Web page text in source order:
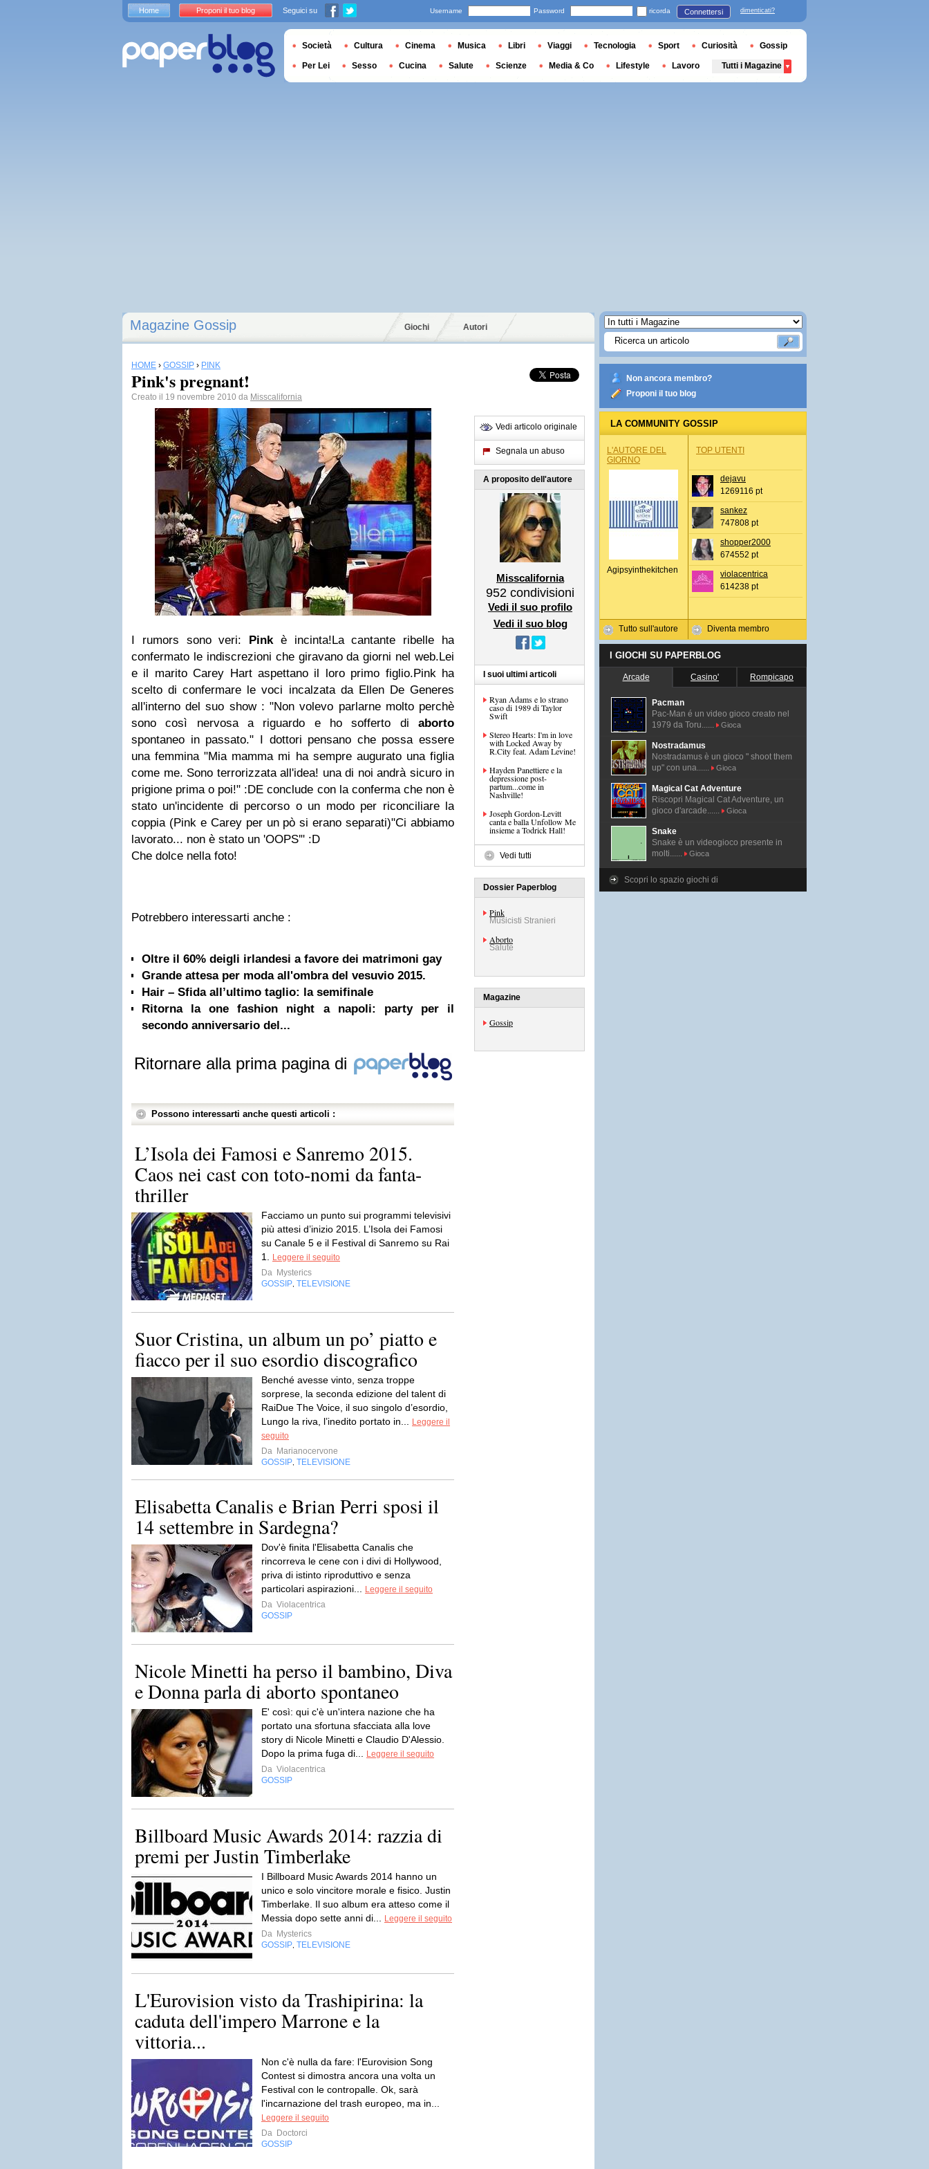
Magazine Gossip Giochi Autori
HOME › GOSSIP › PINK
Pink's pregnant!
Creato il 19 novembre 2010 da Misscalifornia
I rumors sono veri: Pinkè incinta!La cantante ribelle ha
confermato le indiscrezioni che giravano da giorni nel web.Lei
e il maritoCarey Hartaspettano il loro primo figlio.Pink ha
scelto di confermare le voci incalzata daEllen De Generes
all'interno del suo show :"Non volevo parlarne molto perchè
sono così nervosa a riguardo e ho sofferto di aborto
spontaneo in passato." I dottori pensano che possa essere
una femmina"Mia mamma mi ha sempre augurato una figlia
come me. Sono terrorizzata all'idea! una di noi andrà sicuro in
prigione prima o poi!" :DE conclude con la conferma che non è
stato un'incidente di percorso o un modo per riconciliare la
coppia (Pink e Carey per un pò si erano separati)"Ci abbiamo
lavorato... non è stato un 'OOPS'" :D
Che dolce nella foto!
Potrebbero interessarti anche :
Oltre il 60% deigli irlandesi a favore dei matrimoni gay
Grande attesa per moda all'ombra del vesuvio 2015.
Hair – Sfida all’ultimo taglio: la semifinale
Ritorna la one fashion night a napoli: party per il
secondo anniversario del...
Ritornare alla prima pagina di
Possono interessarti anche questi articoli :
L’Isola dei Famosi e Sanremo 2015.
Caos nei cast con toto-nomi da fanta-
thriller
Facciamo un punto sui programmi televisivi
più attesi d’inizio 2015. L’Isola dei Famosi
su Canale 5 e il Festival di Sanremo su Rai
1.
Leggere il seguito
Da Mysterics
GOSSIP TELEVISIONE
Suor Cristina, un album un po’ piatto e
fiacco per il suo esordio discografico
Benché avesse vinto, senza troppe
sorprese, la seconda edizione del talent di
RaiDue The Voice, il suo singolo d’esordio,
Lungo la riva, l’inedito portato in...
Leggere il
seguito
Da Marianocervone
GOSSIP TELEVISIONE
Elisabetta Canalis e Brian Perri sposi il
14 settembre in Sardegna?
Dov'è finita l'Elisabetta Canalis che
rincorreva le cene con i divi di Hollywood,
priva di istinto riproduttivo e senza
particolari aspirazioni...
Leggere il seguito
Da Violacentrica
GOSSIP
Nicole Minetti ha perso il bambino, Diva
e Donna parla di aborto spontaneo
E' così: qui c'è un'intera nazione che ha
portato una sfortuna sfacciata alla love
story di Nicole Minetti e Claudio D'Alessio.
Dopo la prima fuga di...
Leggere il seguito
Da Violacentrica
GOSSIP
Billboard Music Awards 2014: razzia di
premi per Justin Timberlake
I Billboard Music Awards 2014 hanno un
unico e solo vincitore morale e fisico. Justin
Timberlake. Il suo album era atteso come il
Messia dopo sette anni di...
Leggere il seguito
Da Mysterics
GOSSIP TELEVISIONE
L'Eurovision visto da Trashipirina: la
caduta dell'impero Marrone e la
vittoria...
Non c'è nulla da fare: l'Eurovision Song
Contest si dimostra ancora una volta un
Festival con le contropalle. Ok, sarà
l'incarnazione del trash europeo, ma in...
Leggere il seguito
Da Doctorci
GOSSIP
Vedi articolo originale
Segnala un abuso
A proposito dell'autore
Misscalifornia
952 condivisioni
Vedi il suo profilo
Vedi il suo blog
I suoi ultimi articoli
Ryan Adams e lo strano
caso di 1989 di Taylor
Swift
Stereo Hearts: I'm in love
with Locked Away by
R.City feat. Adam Levine!
Hayden Panettiere e la
depressione post-
partum...come in
Nashville!
Joseph Gordon-Levitt
canta e balla Unfollow Me
insieme a Todrick Hall!
Vedi tutti
Dossier Paperblog
Pink
Musicisti Stranieri
Aborto
Salute
Magazine
Gossip
Non ancora membro?
Proponi il tuo blog
LA COMMUNITY GOSSIP
L'AUTORE DEL
GIORNO
Agipsyinthekitchen
Tutto sull'autore
TOP UTENTI
dejavu
1269116 pt
sankez
747808 pt
shopper2000
674552 pt
violacentrica
614238 pt
Diventa membro
I GIOCHI SU PAPERBLOG
Arcade Casino' Rompicapo
Pacman
Pac-Man é un video gioco creato nel
1979 da Toru......
Gioca
Nostradamus
Nostradamus è un gioco " shoot them
up" con una......
Gioca
Magical Cat Adventure
Riscopri Magical Cat Adventure, un
gioco d'arcade......
Gioca
Snake
Snake è un videogioco presente in
molti......
Gioca
Scopri lo spazio giochi di
Home Proponi il tuo blog Seguici su Username Password ricorda Connettersi dimenticati?
Società Cultura Cinema Musica Libri Viaggi Tecnologia Sport Curiosità Gossip
Per Lei Sesso Cucina Salute Scienze Media & Co Lifestyle Lavoro Tutti i Magazine